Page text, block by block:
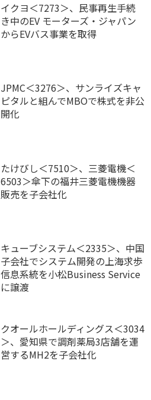
イクヨ＜7273＞、民事再生手続
き中のEV モーターズ・ジャパン
からEVバス事業を取得
JPMC＜3276＞、サンライズキャ
ピタルと組んでMBOで株式を非公
開化
たけびし＜7510＞、三菱電機＜
6503＞傘下の福井三菱電機機器
販売を子会社化
キューブシステム＜2335＞、中国
子会社でシステム開発の上海求歩
信息系統を小松Business Service
に譲渡
クオールホールディングス＜3034
＞、愛知県で調剤薬局3店舗を運
営するMH2を子会社化